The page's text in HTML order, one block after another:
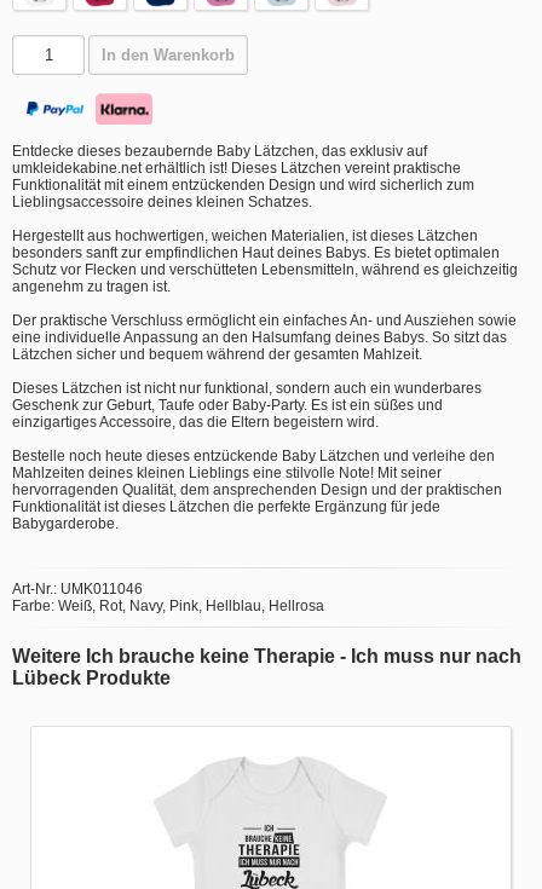
In den Warenkorb
Entdecke dieses bezaubernde Baby Lätzchen, das exklusiv auf
umkleidekabine.net erhältlich ist! Dieses Lätzchen vereint praktische
Funktionalität mit einem entzückenden Design und wird sicherlich zum
Lieblingsaccessoire deines kleinen Schatzes.
Hergestellt aus hochwertigen, weichen Materialien, ist dieses Lätzchen
besonders sanft zur empfindlichen Haut deines Babys. Es bietet optimalen
Schutz vor Flecken und verschütteten Lebensmitteln, während es gleichzeitig
angenehm zu tragen ist.
Der praktische Verschluss ermöglicht ein einfaches An- und Ausziehen sowie
eine individuelle Anpassung an den Halsumfang deines Babys. So sitzt das
Lätzchen sicher und bequem während der gesamten Mahlzeit.
Dieses Lätzchen ist nicht nur funktional, sondern auch ein wunderbares
Geschenk zur Geburt, Taufe oder Baby-Party. Es ist ein süßes und
einzigartiges Accessoire, das die Eltern begeistern wird.
Bestelle noch heute dieses entzückende Baby Lätzchen und verleihe den
Mahlzeiten deines kleinen Lieblings eine stilvolle Note! Mit seiner
hervorragenden Qualität, dem ansprechenden Design und der praktischen
Funktionalität ist dieses Lätzchen die perfekte Ergänzung für jede
Babygarderobe.
Art-Nr.: UMK011046
Farbe: Weiß, Rot, Navy, Pink, Hellblau, Hellrosa
Weitere Ich brauche keine Therapie - Ich muss nur nach
Lübeck Produkte